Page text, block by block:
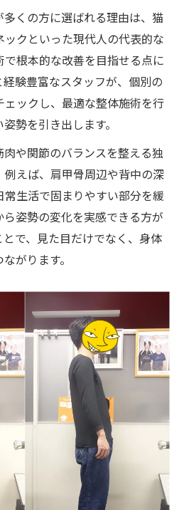
で首・肩の可動域が広がる体
ク解消で呼吸もラクになる
女性のための施術実例
ボディが選ばれる女性の本
に悩む方の改善事例を紹介
る違いと持続する効果の秘
える整体院ワイルドボディ
を根本から改善する理由
感できる軽やかさを追求
ボディ独自の手技がもたら
実感できる施術ポイント
技術で肩こりから解放され
する軽やかさと快適な身体
クにも対応した多角的アプ
くの方に選ばれる理由は、猫
クといった現代人の代表的な
根本的な改善を目指せる点に
験豊富なスタッフが、個別の
ックし、最適な整体施術を行
勢を引き出します。
や関節のバランスを整える独
えば、肩甲骨周辺や背中の深
生活で固まりやすい部分を緩
姿勢の変化を実感できる方が
で、見た目だけでなく、身体
がります。